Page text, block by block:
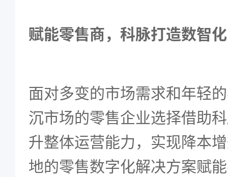
赋能零售商，科脉打造数智
面对多变的市场需求和年轻
沉市场的零售企业选择借助
升整体运营能力，实现降本
地的零售数字化解决方案赋